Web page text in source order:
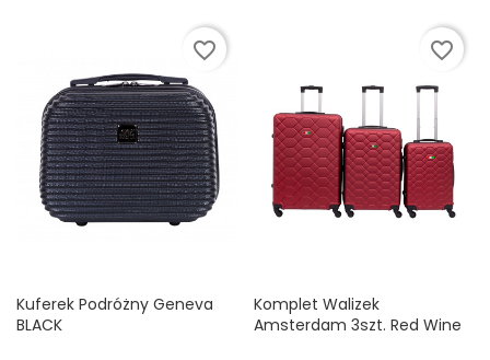
Kuferek Podróżny Geneva
BLACK
favorite_border
Komplet Walizek
Amsterdam 3szt. Red Wine
favorite_border